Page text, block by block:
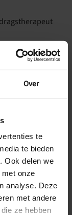
Over
te
te bieden
Ook delen we
onze
analyse. Deze
met andere
ze hebben
bij afronding
conventie).
ELP-project